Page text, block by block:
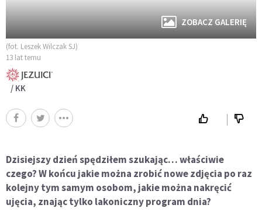
ZOBACZ GALERIĘ
(fot. Leszek Wilczak SJ)
13 lat temu
/ KK
Dzisiejszy dzień spędziłem szukając… właściwie
czego? W końcu jakie można zrobić nowe zdjęcia po raz
kolejny tym samym osobom, jakie można nakręcić
ujęcia, znając tylko lakoniczny program dnia?